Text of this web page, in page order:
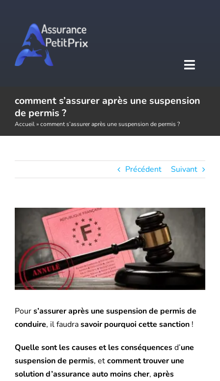
contenu
Accueil
Assurance auto
Mutuelle santé
Assurance Décennale
comment s’assurer après une suspension
de permis ?
Accueil»comment s’assurer après une suspension de permis ?
Précédent Suivant
agrandie
Pours’assurer après une suspension de permis de
conduire, il faudrasavoir pourquoi cette sanction!
Quelle sont les causes et les conséquencesd’une
suspension de permis, etcomment trouver une
solution d’assurance auto moins cher, après